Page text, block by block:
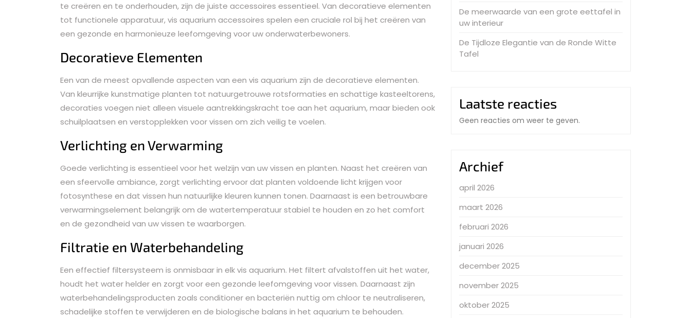
te creëren en te onderhouden, zijn de juiste accessoires essentieel. Van decoratieve elementen
tot functionele apparatuur, vis aquarium accessoires spelen een cruciale rol bij het creëren van
een gezonde en harmonieuze leefomgeving voor uw onderwaterbewoners.
Decoratieve Elementen
Een van de meest opvallende aspecten van een vis aquarium zijn de decoratieve elementen.
Van kleurrijke kunstmatige planten tot natuurgetrouwe rotsformaties en schattige kasteeltorens,
decoraties voegen niet alleen visuele aantrekkingskracht toe aan het aquarium, maar bieden ook
schuilplaatsen en verstopplekken voor vissen om zich veilig te voelen.
Verlichting en Verwarming
Goede verlichting is essentieel voor het welzijn van uw vissen en planten. Naast het creëren van
een sfeervolle ambiance, zorgt verlichting ervoor dat planten voldoende licht krijgen voor
fotosynthese en dat vissen hun natuurlijke kleuren kunnen tonen. Daarnaast is een betrouwbare
verwarmingselement belangrijk om de watertemperatuur stabiel te houden en zo het comfort
en de gezondheid van uw vissen te waarborgen.
Filtratie en Waterbehandeling
Een effectief filtersysteem is onmisbaar in elk vis aquarium. Het filtert afvalstoffen uit het water,
houdt het water helder en zorgt voor een gezonde leefomgeving voor vissen. Daarnaast zijn
waterbehandelingsproducten zoals conditioner en bacteriën nuttig om chloor te neutraliseren,
schadelijke stoffen te verwijderen en de biologische balans in het aquarium te behouden.
De meerwaarde van een grote eettafel in
uw interieur
De Tijdloze Elegantie van de Ronde Witte
Tafel
Laatste reacties
Geen reacties om weer te geven.
Archief
april 2026
maart 2026
februari 2026
januari 2026
december 2025
november 2025
oktober 2025